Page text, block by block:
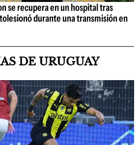
se recupera en un hospital tras
durante una transmisión en
DE URUGUAY